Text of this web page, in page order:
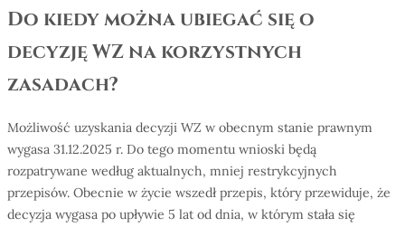
Do kiedy można ubiegać się o
decyzję WZ na korzystnych
zasadach?
Możliwość uzyskania decyzji WZ w obecnym stanie prawnym
wygasa 31.12.2025 r. Do tego momentu wnioski będą
rozpatrywane według aktualnych, mniej restrykcyjnych
przepisów. Obecnie w życie wszedł przepis, który przewiduje, że
decyzja wygasa po upływie 5 lat od dnia, w którym stała się